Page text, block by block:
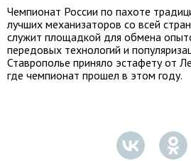
Чемпионат России по пахоте
лучших механизаторов со всей
служит площадкой для обмена
передовых технологий и
Ставрополье приняло эстафету от
где чемпионат прошел в этом году.